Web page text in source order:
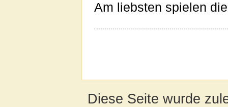
Am liebsten spielen
Diese Seite wurde